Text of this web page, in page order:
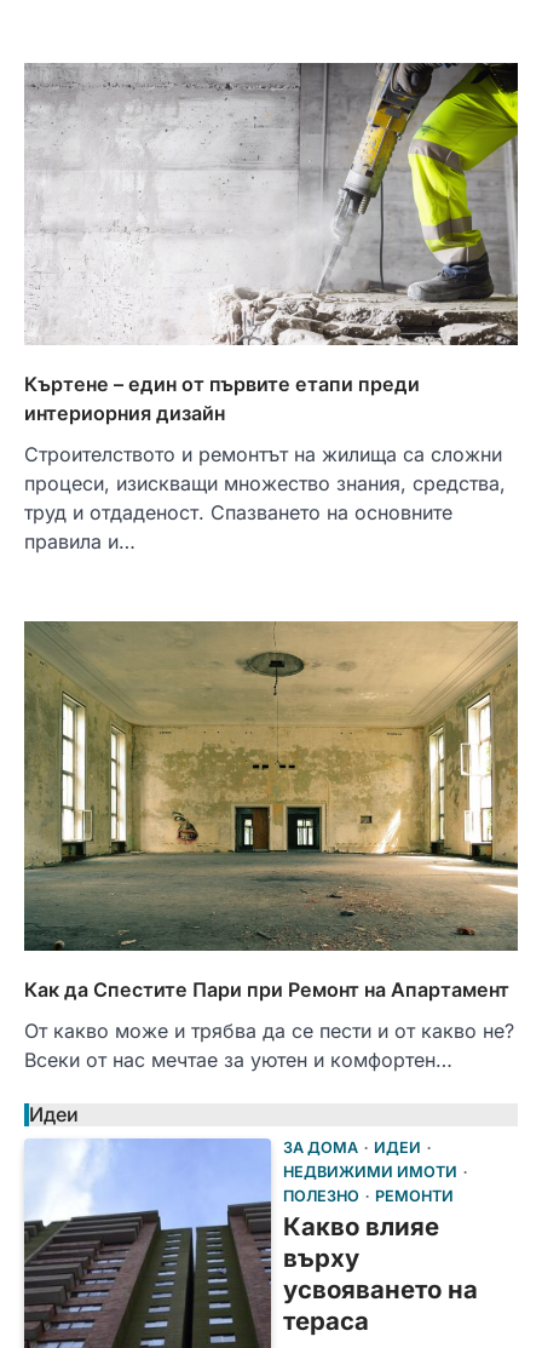
Къртене – един от първите етапи преди
интериорния дизайн
Строителството и ремонтът на жилища са сложни
процеси, изискващи множество знания, средства,
труд и отдаденост. Спазването на основните
правила и…
Как да Спестите Пари при Ремонт на Апартамент
От какво може и трябва да се пести и от какво не?
Всеки от нас мечтае за уютен и комфортен…
Идеи
ЗА ДОМА
ИДЕИ
НЕДВИЖИМИ ИМОТИ
ПОЛЕЗНО
РЕМОНТИ
Какво влияе
върху
усвояването на
тераса